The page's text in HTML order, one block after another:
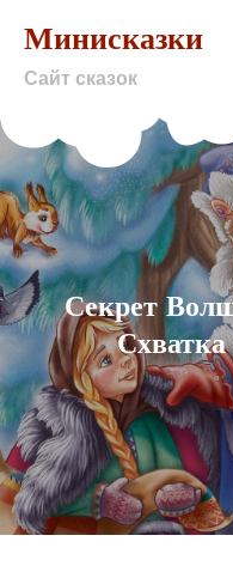
content
Минисказки
Сайт сказок
Секрет